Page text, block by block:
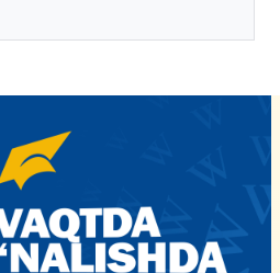
yangi tartib